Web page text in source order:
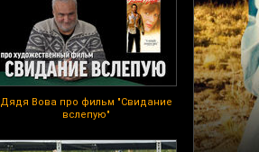
Дядя Вова про фильм "Свидание
вслепую"